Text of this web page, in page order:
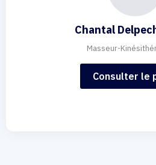
Chantal
Masseur-
Consulter le